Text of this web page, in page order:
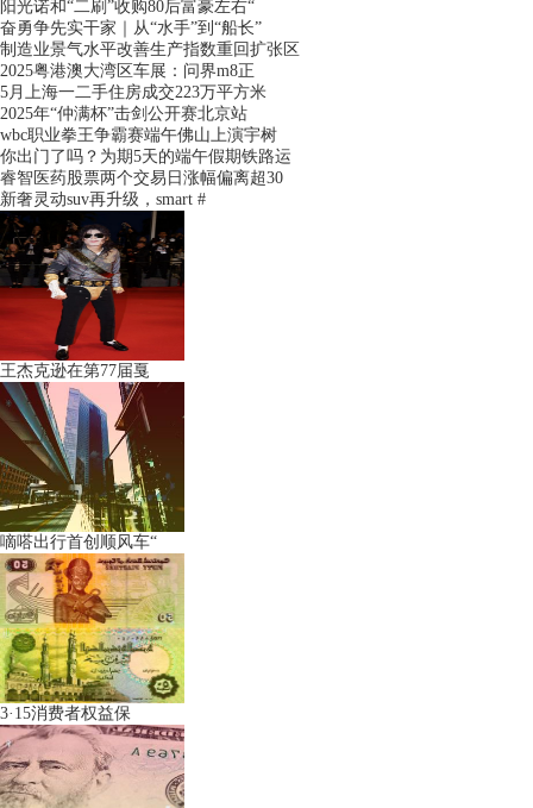
阳光诺和“二刷”收购80后富豪左右“
奋勇争先实干家｜从“水手”到“船长”
制造业景气水平改善生产指数重回扩张区
2025粤港澳大湾区车展：问界m8正
5月上海一二手住房成交223万平方米
2025年“仲满杯”击剑公开赛北京站
wbc职业拳王争霸赛端午佛山上演宇树
你出门了吗？为期5天的端午假期铁路运
睿智医药股票两个交易日涨幅偏离超30
新奢灵动suv再升级，smart #
王杰克逊在第77届戛
嘀嗒出行首创顺风车“
3·15消费者权益保